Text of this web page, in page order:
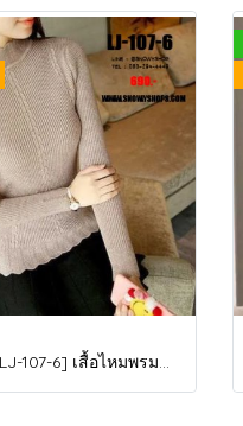
[พร้อมส่ง] [LJ-107-6] เสื้อไหมพรมลองจอนแบบกลมลายบัวสีน้ำตาลอ่อน ด้านในซับขนวูลกันหนาว แขนยาว ใส่ติดลบได้ค่ะ